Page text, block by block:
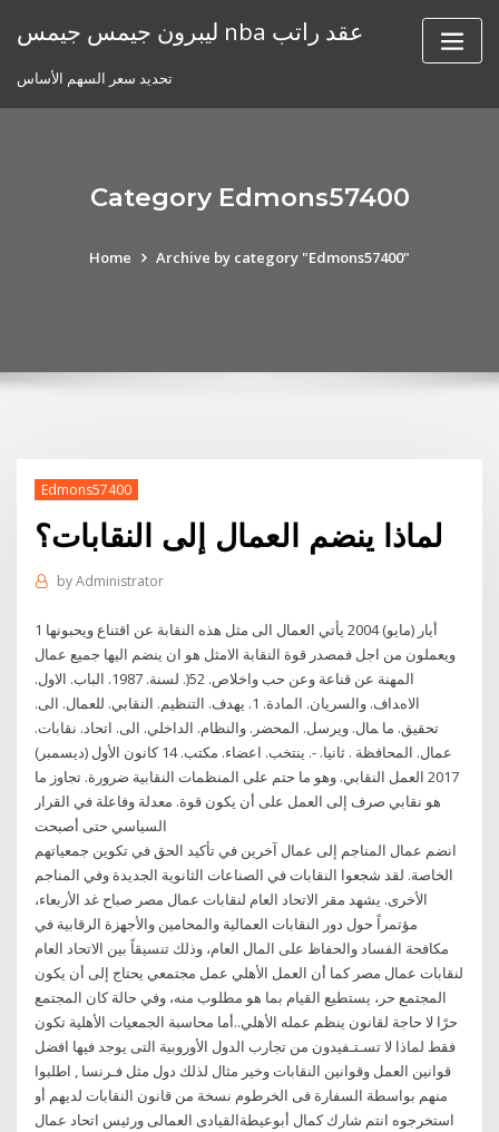
ليبرون جيمس جيمس nba عقد راتب
تحديد سعر السهم الأساس
Category Edmons57400
Home Archive by category "Edmons57400"
Edmons57400
لماذا ينضم العمال إلى النقابات؟
byAdministrator
1 أيار (مايو) 2004 يأتي العمال الى مثل هذه النقابة عن اقتناع ويحبونها
ويعملون من اجل فمصدر قوة النقابة الامثل هو ان ينضم اليها جميع عمال
المهنة عن قناعة وعن حب واخلاص. 52(. ﻟﺴﻨﺔ. 1987. اﻟﺒﺎب. اﻻول.
اﻻهﺪاف. واﻟﺴﺮﻳﺎن. اﻟﻤﺎدة. 1. ﻳﻬﺪف. اﻟﺘﻨﻈﻴﻢ. اﻟﻨﻘﺎﺑﻲ. ﻟﻠﻌﻤﺎل. اﻟﻰ.
ﺗﺤﻘﻴﻖ. ﻣﺎ ﻤﺎل. وﻳﺮﺳﻞ. اﻟﻤﺤﻀﺮ. واﻟﻨﻈﺎم. اﻟﺪاﺧﻠﻲ. اﻟﻰ. اﺗﺤﺎد. ﻧﻘﺎﺑﺎت.
ﻋﻤﺎل. اﻟﻤﺤﺎﻓﻈﺔ . ﺛﺎﻧﻴﺎ. -. ﻳﻨﺘﺨﺐ. اﻋﻀﺎء. ﻣﻜﺘﺐ. 14 كانون الأول (ديسمبر)
2017 العمل النقابي. وهو ما حتم على المنظمات النقابية ضرورة. تجاوز ما
هو نقابي صرف إلى العمل على أن يكون قوة. معدلة وفاعلة في القرار
انضم عمال المناجم إلى عمال آخرين في تأكيد الحق في تكوين جمعياتهم
الخاصة. لقد شجعوا النقابات في الصناعات الثانوية الجديدة وفي المناجم
الأخرى. يشهد مقر الاتحاد العام لنقابات عمال مصر صباح غد الأربعاء،
مؤتمراً حول دور النقابات العمالية والمحامين والأجهزة الرقابية في
مكافحة الفساد والحفاظ على المال العام، وذلك تنسيقاً بين الاتحاد العام
لنقابات عمال مصر كما أن العمل الأهلي عمل مجتمعي يحتاج إلى أن يكون
المجتمع حر، يستطيع القيام بما هو مطلوب منه، وفي حالة كان المجتمع
حرًا لا حاجة لقانون ينظم عمله الأهلي..أما محاسبة الجمعيات الأهلية تكون
فقط لماذا لا تسـتـفيدون من تجارب الدول الأوروبية التى يوجد فيها افضل
قوانين العمل وقوانين النقابات وخير مثال لذلك دول مثل فـرنسا , اطلبوا
منهم بواسطة السفارة فى الخرطوم نسخة من قانون النقابات لديهم أو
استخرجوه انتم شارك كمال أبوعيطةالقيادى العمالى ورئيس اتحاد عمال